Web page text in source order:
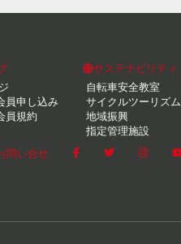
員申し込み
員規約
サステナビリティ
自転車安全教室
サイクルツーリズム
地域振興
指定管理施設
問い合せ